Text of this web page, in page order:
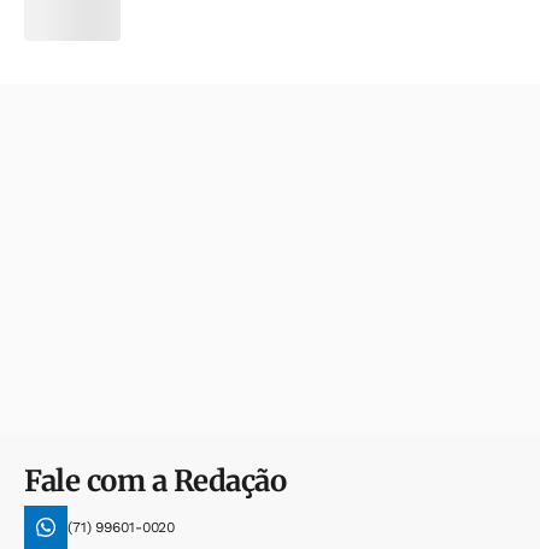
Fale com a Redação
(71) 99601-0020